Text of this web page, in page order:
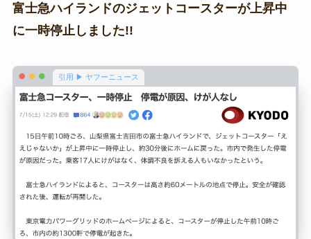
富士急ハイランドのジェットコースターが上昇中
に一時停止しました!!
引用 ▶ ヤフーニュース